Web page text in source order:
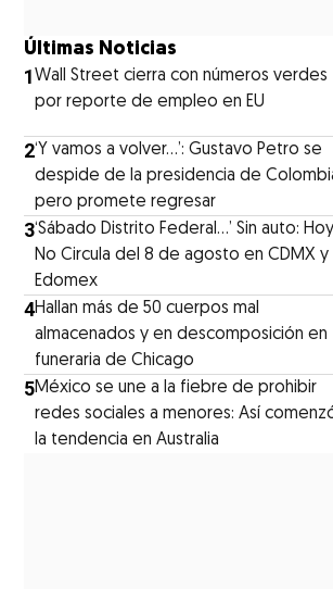
Últimas Noticias
1Wall Street cierra con números verdes
por reporte de empleo en EU
2‘Y vamos a volver…’: Gustavo Petro se
despide de la presidencia de
pero promete regresar
3‘Sábado Distrito Federal...’ Sin auto: Hoy
No Circula del 8 de agosto en CDMX y
Edomex
4Hallan más de 50 cuerpos mal
almacenados y en descomposición en
funeraria de Chicago
5México se une a la fiebre de prohibir
redes sociales a menores: Así
la tendencia en Australia